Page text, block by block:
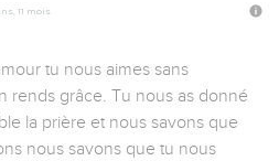
11 mois
tu nous aimes sans
rends grâce. Tu nous as donné
la prière et nous savons que
nous savons que tu nous